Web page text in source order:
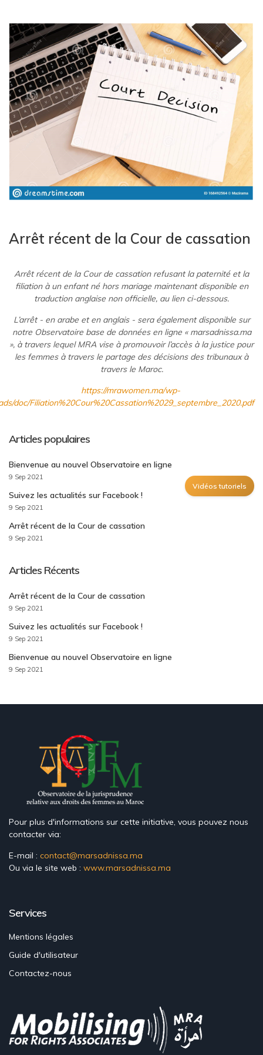
Vidéos tutoriels
Arrêt récent de la Cour de cassation
Arrêt récent de la Cour de cassation refusant la paternité et la
filiation à un enfant né hors mariage maintenant disponible en
traduction anglaise non officielle, au lien ci-dessous.
L’arrêt - en arabe et en anglais - sera également disponible sur
notre Observatoire base de données en ligne « marsadnissa.ma
», à travers lequel MRA vise à promouvoir l’accès à la justice pour
les femmes à travers le partage des décisions des tribunaux à
travers le Maroc.
https://mrawomen.ma/wp-
doc/Filiation%20Cour%20Cassation%2029_septembre_2020.pdf
Articles populaires
Bienvenue au nouvel Observatoire en ligne
9 Sep 2021
Suivez les actualités sur Facebook !
9 Sep 2021
Arrêt récent de la Cour de cassation
9 Sep 2021
Articles Récents
Arrêt récent de la Cour de cassation
9 Sep 2021
Suivez les actualités sur Facebook !
9 Sep 2021
Bienvenue au nouvel Observatoire en ligne
9 Sep 2021
Pour plus d'informations sur cette initiative, vous pouvez nous
contacter via:
E-mail : contact@marsadnissa.ma
Ou via le site web : www.marsadnissa.ma
Services
Mentions légales
Guide d'utilisateur
Contactez-nous